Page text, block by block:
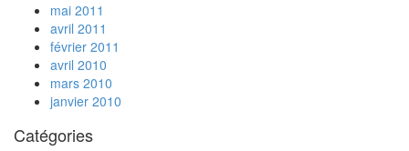
mai 2011
avril 2011
février 2011
avril 2010
mars 2010
janvier 2010
Catégories